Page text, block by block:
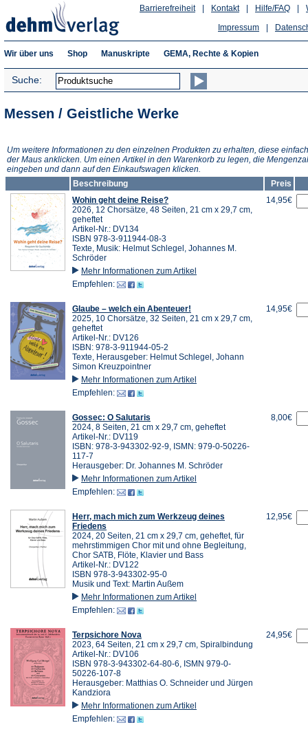
Hilfe/FAQ
Kontakt
Barrierefreiheit
Impressum
Wir über uns Shop Manuskripte GEMA, Rechte & Kopien
Suche:
Messen / Geistliche Werke
Um weitere Informationen zu den einzelnen Produkten zu erhalten, diese
der Maus anklicken. Um einen Artikel in den Warenkorb zu legen, die
eingeben und dann auf den Einkaufswagen klicken.
Beschreibung
Preis
Wohin geht deine Reise?
2026, 12 Chorsätze, 48 Seiten, 21 cm x 29,7 cm,
geheftet
Artikel-Nr.: DV134
ISBN 978-3-911944-08-3
Texte, Musik: Helmut Schlegel, Johannes M.
Schröder
Mehr Informationen zum Artikel
Empfehlen:
14,95€
Glaube – welch ein Abenteuer!
2025, 10 Chorsätze, 32 Seiten, 21 cm x 29,7 cm,
geheftet
Artikel-Nr.: DV126
ISBN: 978-3-911944-05-2
Texte, Herausgeber: Helmut Schlegel, Johann
Simon Kreuzpointner
Mehr Informationen zum Artikel
Empfehlen:
14,95€
Gossec: O Salutaris
2024, 8 Seiten, 21 cm x 29,7 cm, geheftet
Artikel-Nr.: DV119
ISBN: 978-3-943302-92-9, ISMN: 979-0-50226-
117-7
Herausgeber: Dr. Johannes M. Schröder
Mehr Informationen zum Artikel
Empfehlen:
8,00€
Herr, mach mich zum Werkzeug deines
Friedens
2024, 20 Seiten, 21 cm x 29,7 cm, geheftet, für
mehrstimmigen Chor mit und ohne Begleitung,
Chor SATB, Flöte, Klavier und Bass
Artikel-Nr.: DV122
ISBN 978-3-943302-95-0
Musik und Text: Martin Außem
Mehr Informationen zum Artikel
Empfehlen:
12,95€
Terpsichore Nova
2023, 64 Seiten, 21 cm x 29,7 cm, Spiralbindung
Artikel-Nr.: DV106
ISBN 978-3-943302-64-80-6, ISMN 979-0-
50226-107-8
Herausgeber: Matthias O. Schneider und Jürgen
Kandziora
Mehr Informationen zum Artikel
Empfehlen:
24,95€